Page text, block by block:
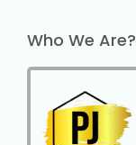
Who We Are?